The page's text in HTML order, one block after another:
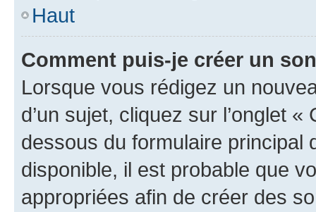
Haut
Comment puis-je créer un
Lorsque vous rédigez un
d’un sujet, cliquez sur l’onglet
dessous du formulaire principal
disponible, il est probable que
appropriées afin de créer des